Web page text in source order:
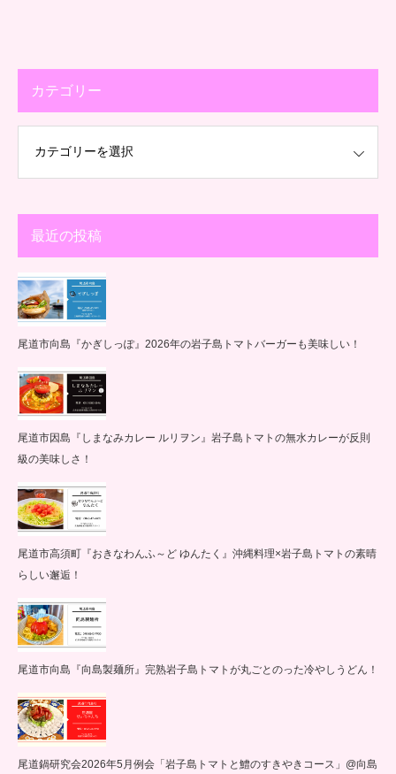
カテゴリー
最近の投稿
尾道市向島『かぎしっぽ』2026年の岩子島トマトバーガーも美味しい！
尾道市因島『しまなみカレー ルリヲン』岩子島トマトの無水カレーが反則
級の美味しさ！
尾道市高須町『おきなわんふ～ど ゆんたく』沖縄料理×岩子島トマトの素晴
らしい邂逅！
尾道市向島『向島製麺所』完熟岩子島トマトが丸ごとのった冷やしうどん！
尾道鍋研究会2026年5月例会「岩子島トマトと鱧のすきやきコース」@向島